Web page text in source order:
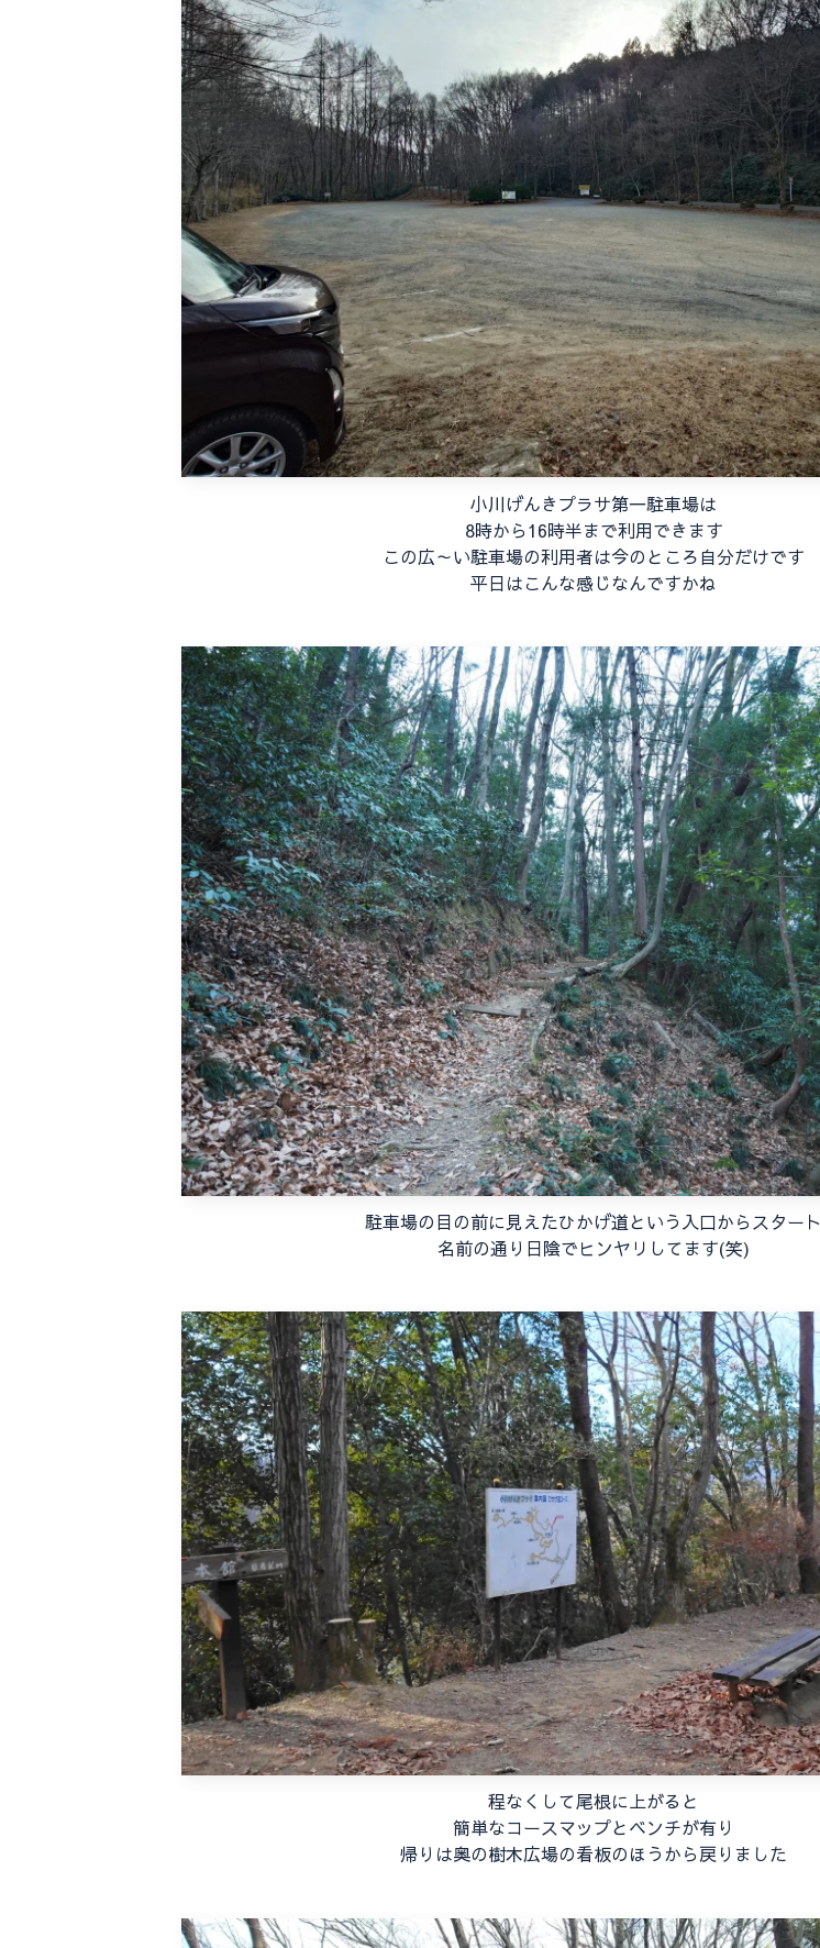
小川げんきプラサ第一駐車場は
8時から16時半まで利用できます
この広～い駐車場の利用者は今のところ自分だけです
平日はこんな感じなんですかね
駐車場の目の前に見えたひかげ道という入口からスタート
名前の通り日陰でヒンヤリしてます(笑)
程なくして尾根に上がると
簡単なコースマップとベンチが有り
帰りは奥の樹木広場の看板のほうから戻りました